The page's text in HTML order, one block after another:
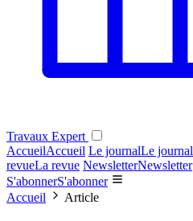
Travaux Expert
AccueilAccueil Le journalLe journal
revueLa revue NewsletterNewsletter
S'abonnerS'abonner
Accueil
Article